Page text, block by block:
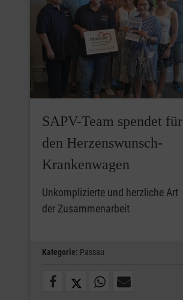
SAPV-Team spendet für
den Herzenswunsch-
Krankenwagen
Unkomplizierte und herzliche Art
der Zusammenarbeit
Kategorie: Passau